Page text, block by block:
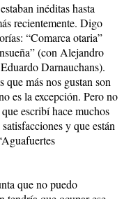
inéditas hasta
recientemente. Digo
“Comarca otaria”
(con Alejandro
Darnauchans).
que más nos gustan son
es la excepción. Pero no
escribí hace muchos
y que están
que no puedo